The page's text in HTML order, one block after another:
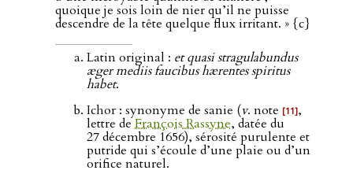
quoique je sois loin de nier qu’il ne puisse
descendre de la tête quelque flux irritant. » {c}
Latin original : et quasi stragulabundus
æger mediis faucibus hærentes spiritus
habet.
Ichor : synonyme de sanie (v. note [11],
lettre deFrançois Rassyne, datée du
27 décembre 1656), sérosité purulente et
putride qui s’écoule d’une plaie ou d’un
orifice naturel.